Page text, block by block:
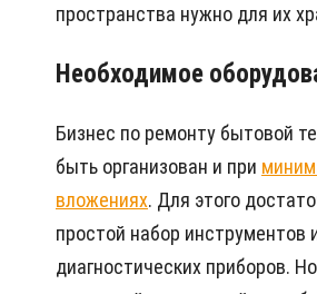
пространства нужно для их
Необходимое
Бизнес по ремонту бытовой
быть организован и при
вложениях. Для этого
простой набор инструментов
диагностических приборов.